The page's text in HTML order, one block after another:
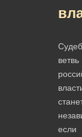
ветвь
если